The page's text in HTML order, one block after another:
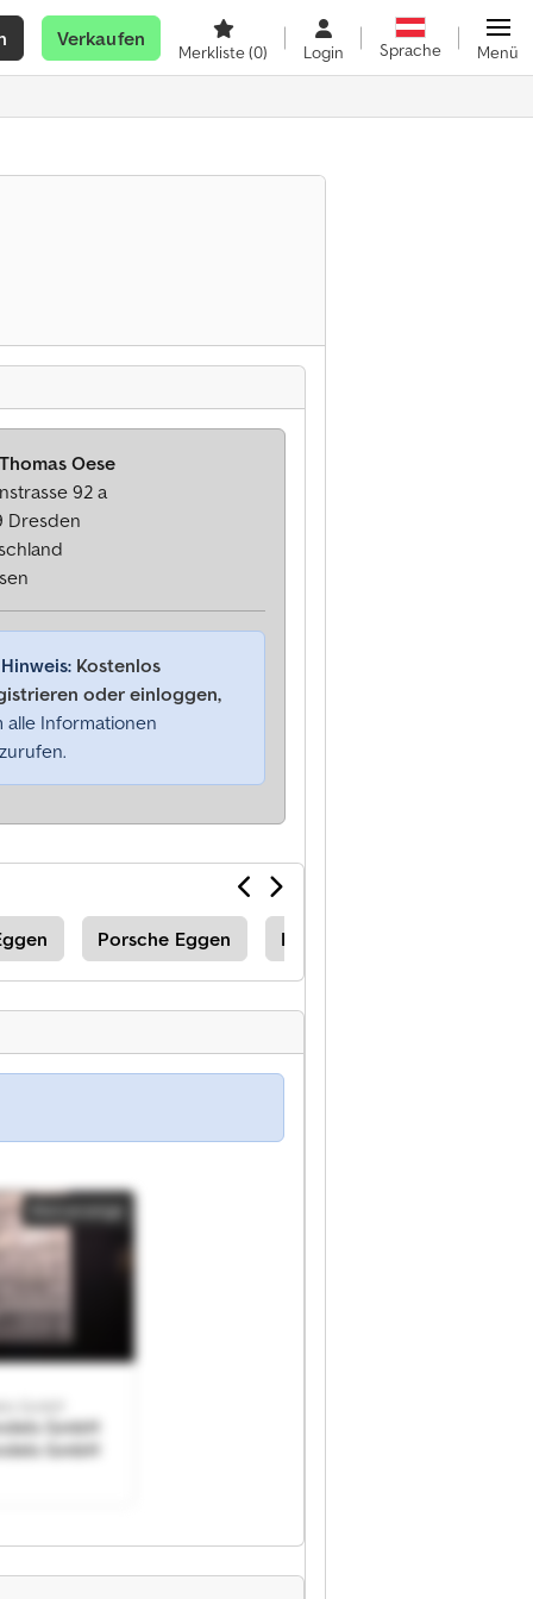
Verkaufen
Merkliste(0) Login Sprache Menü
Oese
92 a
Dresden
Kostenlos
oder einloggen,
alle Informationen
Porsche Eggen Porsche
GmbH
GmbH
Kleinanzeige